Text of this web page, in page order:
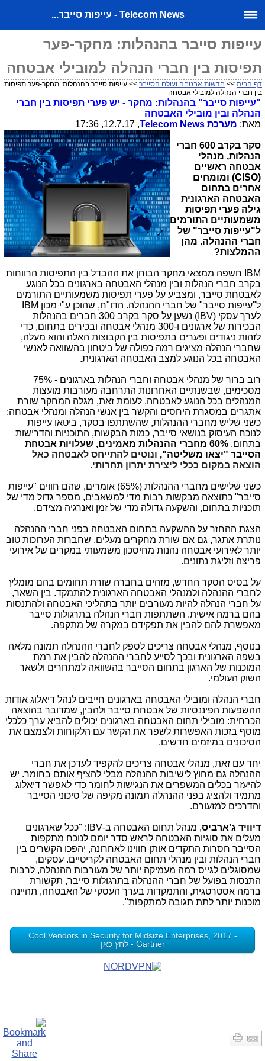
Telecom News - עייפות סייבר...
עייפות סייבר בהנהלות: מחקר-פער
תפיסות בין חברי הנהלה למובילי אבטחה
דף הבית >> חדשות אבטחה ועולם הסייבר >> עייפות סייבר בהנהלות: מחקר-פער תפיסות
בין חברי הנהלה למובילי אבטחה
"עייפות סייבר" בהנהלות: מחקר - יש פערי תפיסות בין חברי
הנהלה ובין מובילי האבטחה
מאת: מערכת Telecom News
, 12.7.17, 17:36
סקר בקרב 600 חברי
הנהלות, מנהלי
אבטחה ראשיים
(
CISO) ומומחים
אחרים בתחום
האבטחה הארגונית
גילה פערי תפיסות
משמעותיים התורמים
ל"עייפות סייבר" של
חברי ההנהלה. מהן
ההמלצות?
IBM
חשפה ממצאי מחקר הבוחן את ההבדל בין התפיסות הרווחות
בקרב חברי הנהלות ובין מנהלי האבטחה בארגונים בכל הנוגע
לאבטחת סייבר, ומצביע על פערי תפיסות משמעותיים התורמים
ל"עייפות סייבר" של חברי ההנהלה. הדו"ח, שהוכן ע"י מכון IBM
לערך עסקי (IBV
) נשען על סקר בקרב 300 חברים בהנהלות
הבכירות של ארגונים ו-300 מנהלי אבטחה ובכירים בתחום, כדי
לזהות ניגודים ופערים בתפיסות בין הקבוצות האלה והוא מעלה,
שחברי הנהלה מציגים רמה כפולה של ביטחון בהשוואה לאנשי
האבטחה בכל הנוגע למצב האבטחה הארגונית.
רוב ברור של מנהלי אבטחה וחברי הנהלות בארגונים - 75%
מסכימים, שבשנתיים האחרונות התרחבה מעורבות מועצות
המנהלים בכל הנוגע לאבטחה. לעומת זאת, מגלה המחקר שורת
אתגרים במסגרת היחסים והקשר בין אנשי הנהלה ומנהלי אבטחה:
כשני שליש מחברי ההנהלות, שהשתתפו בסקר, ביטאו עייפות
לנוכח העיסוק בנושאי סייבר, כמות הבקשות, התוכניות והדרישות
בתחום.
60% מחברי ההנהלות מאמינים, שעלויות אבטחת
הסייבר "יצאו משליטה", ונוטים להתייחס לאבטחה כאל
הוצאה במקום ככלי ליצירת יתרון תחרותי.
כשני שלישים מחברי ההנהלות (65%) אומרים, שהם חווים "עייפות
סייבר" כתוצאה מבקשות רבות מדי למשאבים, מספר גדול מדי של
תוכניות בתחום, והשקעה גדולה מדי של זמן ואנרגיה מצידם.
הצגת ההחזר על ההשקעה בתחום האבטחה בפני חברי ההנהלה
נותרת אתגר, גם אם שורת מחקרים מעלים, שחברות הערוכות טוב
יותר לאירועי אבטחה נהנות מחיסכון משמעותי במקרים של אירועי
פריצה וזליגת נתונים.
על בסיס הסקר החדש, מזהים בחברה שורת תחומים בהם מומלץ
לחברי ההנהלה ולמנהלי האבטחה הארגונית להתמקד. בין השאר,
על חברי הנהלה להיות מעורבים יותר בתהליכי האבטחה ולהתנסות
בהם ברמה אישית. השתתפות חברי הנהלה בתרגולות סייבר
מאפשרת להם להבין את תפקידם במקרה של מתקפה.
בנוסף, מנהלי אבטחה צריכים לספק לחברי ההנהלה תמונה מלאה
בשפה הארגונית ובכך לסייע לחברי ההנהלה להבין את רמת
המוכנות של הארגון בתחום הסייבר בהשוואה למתחרים ולשאר
השוק העולמי.
חברי הנהלה ומובילי האבטחה בארגונים חייבים לנהל דיאלוג אודות
ההשפעות הפיננסיות של אבטחת סייבר ולהבין, שמדובר בהוצאה
הכרחית: מובילי תחום האבטחה בארגונים יכולים להביא ערך כלכלי
מוסף בזכות האפשרות לשפר את הקשר עם הלקוחות ולצמצם את
הסיכונים במיזמים חדשים.
יחד עם זאת, מנהלי אבטחה צריכים להקפיד לעדכן את חברי
ההנהלה גם מחוץ לישיבות ההנהלה מבלי להציף אותם בחומר. יש
להיעזר בכלים המשפרים את הנגישות לחומר כדי לאפשר דיאלוג
מתמיד ולהציג בפני ההנהלה תמונה מקיפה של סיכוני הסייבר
והדרכים למזעורם.
דיוויד ג'ארביס, מנהל תחום האבטחה ב-IBV
: "ככל שארגונים
מעלים את סוגיות האבטחה לראש סדר יומם לנוכח מתקפות
הסייבר חסרות התקדים אותן חווינו לאחרונה, יהפכו הקשרים בין
חברי הנהלות ובין מנהלי תחום האבטחה לקריטיים. עסקים,
שמסוגלים לגייס רמה מעמיקה יותר של מעורבות ההנהלה, לרבות
התנסות בפועל של חברי ההנהלה בתרגולות סייבר, תקשורת
ברמה אסטרטגית, והתמקדות בערך העסקי של האבטחה, תהיינה
מוכנות יותר לתת תגובה למתקפות".
Cool Vendors in Security for Midsize Enterprises, 2017 -
Gartner - לחץ כאן